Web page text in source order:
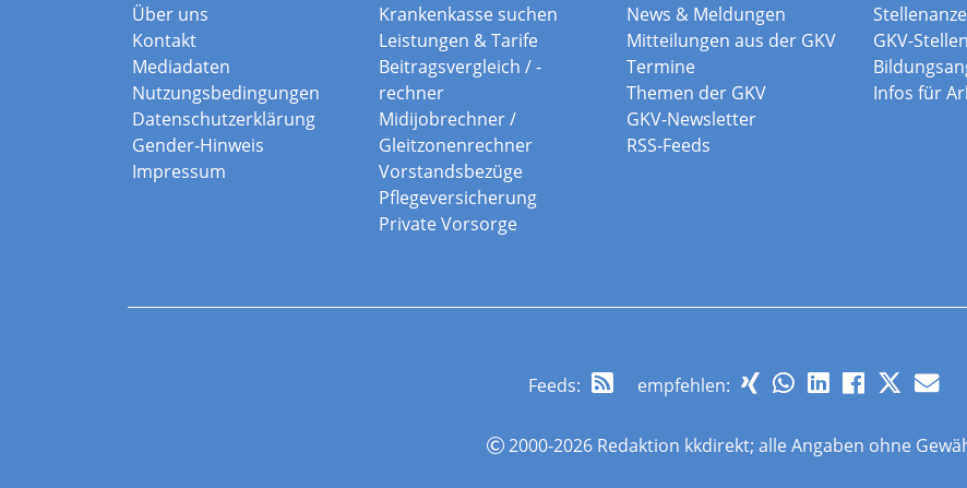
Über uns
Kontakt
Mediadaten
Nutzungsbedingungen
Datenschutzerklärung
Gender-Hinweis
Impressum
Krankenkasse suchen
Leistungen & Tarife
Beitragsvergleich / -
rechner
Midijobrechner /
Gleitzonenrechner
Vorstandsbezüge
Pflegeversicherung
Private Vorsorge
News & Meldungen
Mitteilungen aus der GKV
Termine
Themen der GKV
GKV-Newsletter
RSS-Feeds
GKV-
Infos für
Feeds: empfehlen:
2000-2026 Redaktion kkdirekt; alle Angaben ohne